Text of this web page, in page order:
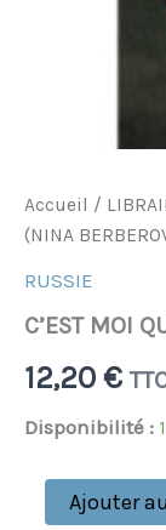
Accueil /
(NINA
RUSSIE
C’EST MOI
12,20 €
Disponibilité :
Ajouter